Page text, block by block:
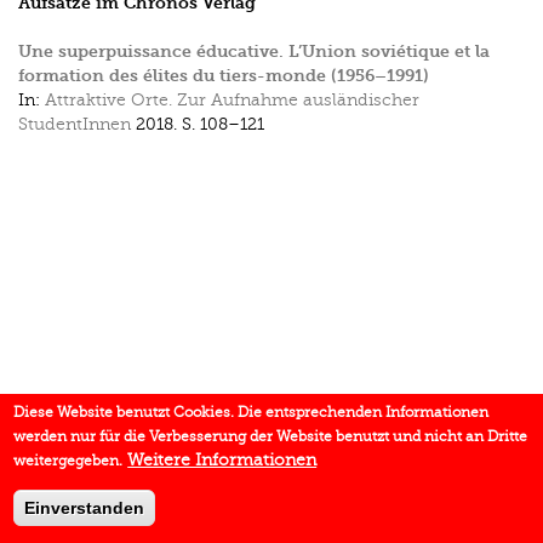
Une superpuissance éducative. L’Union soviétique et la
formation des élites du tiers-monde (1956–1991)
In: Attraktive Orte. Zur Aufnahme ausländischer
StudentInnen 2018. S. 108–121
Diese Website benutzt Cookies. Die entsprechenden Informationen
werden nur für die Verbesserung der Website benutzt und nicht an Dritte
weitergegeben. Weitere Informationen
Einverstanden